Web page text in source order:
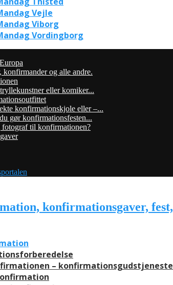
Vejle
Viborg
Vordingborg
og alle andre.
eller komiker...
konfirmationskjole eller –...
gør konfirmationsfesten...
til konfirmationen?
– konfirmationsgudstjeneste